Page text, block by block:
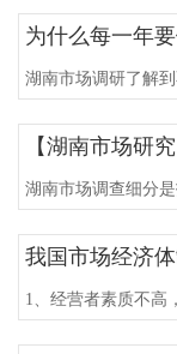
为什么每一年
湖南市场调研了解
【湖南市场研
湖南市场调查细分
我国市场经济
1、经营者素质不高